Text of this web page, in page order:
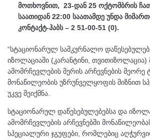
მოთხოვნით, 23-დან 25 ოქტომბრის
საათიდან 22:00 საათამდე უნდა
კონტაქტ-ჰაბს – 2 51-00-51 (0).
“სტაციონარულ სამკურნალო
იზოლაციაში (კარანტინი, თვითიზოლაცია)
ამომრჩევლების მერის არჩევნების მეორე
მონაწილეობის უზრუნველყოფის მიზნით
უკვე შეიქმნა.
სტაციონარულ დაწესებულებებსა და
ამომრჩევლების არჩევნებში
სპეციალური ჯგუფები, რომლებიც